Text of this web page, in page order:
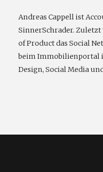
Andreas Cappell ist
SinnerSchrader.
of Product das Social
beim Immobilienportal
Design, Social Media